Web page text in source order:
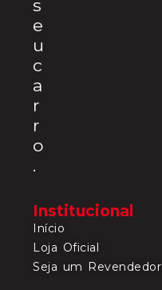
s
e
u
c
a
r
r
o
.
Institucional
Início
Loja Oficial
Seja um Revendedor